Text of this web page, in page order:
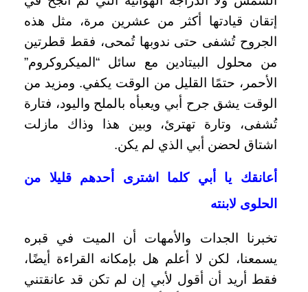
إتقان قيادتها أكثر من عشرين مرة، مثل هذه
الجروح تُشفى حتى ندوبها تُمحى، فقط قطرتين
من محلول البيتادين مع سائل “الميكروكروم”
الأحمر، حتمًا القليل من الوقت يكفي. ومزيد من
الوقت يشق جرح أبي ويعبأه بالملح واليود، فتارة
تُشفى، وتارة تهترئ، وبين هذا وذاك مازلت
اشتاق لحضن أبي الذي لم يكن.
أعانقك يا أبي كلما اشترى أحدهم قليلا من
الحلوى لابنته
تخبرنا الجدات والأمهات أن الميت في قبره
يسمعنا، لكن لا أعلم هل بإمكانه القراءة أيضًا،
فقط أريد أن أقول لأبي إن لم تكن قد عانقتني